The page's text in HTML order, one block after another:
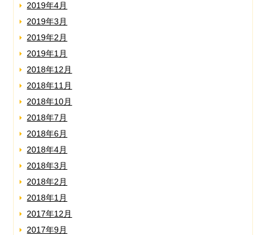
2019年4月
2019年3月
2019年2月
2019年1月
2018年12月
2018年11月
2018年10月
2018年7月
2018年6月
2018年4月
2018年3月
2018年2月
2018年1月
2017年12月
2017年9月